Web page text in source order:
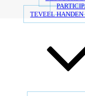
TEVEEL HANDEN